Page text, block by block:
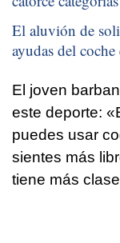
El aluvión de
ayudas del
El joven
este deporte:
puedes usar
sientes más
tiene más